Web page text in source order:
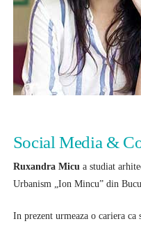
Social Media &
Ruxandra Micu a studiat
Urbanism „Ion Mincu” din
In prezent urmeaza o cariera